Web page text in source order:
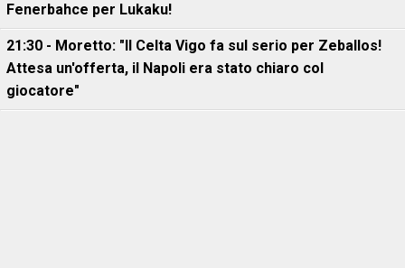
Fenerbahce per Lukaku!
21:30 - Moretto: "Il Celta Vigo fa sul serio per Zeballos!
Attesa un'offerta, il Napoli era stato chiaro col
giocatore"